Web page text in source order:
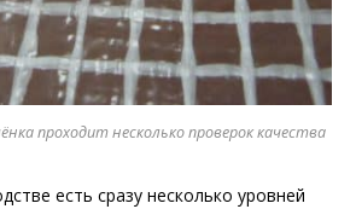
проходит несколько проверок качества
есть сразу несколько уровней